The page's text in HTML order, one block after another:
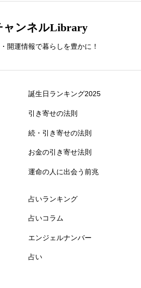
ャンネルLibrary
開運情報で暮らしを豊かに！
誕生日ランキング2025
引き寄せの法則
続・引き寄せの法則
お金の引き寄せ法則
運命の人に出会う前兆
占いランキング
占いコラム
エンジェルナンバー
占い